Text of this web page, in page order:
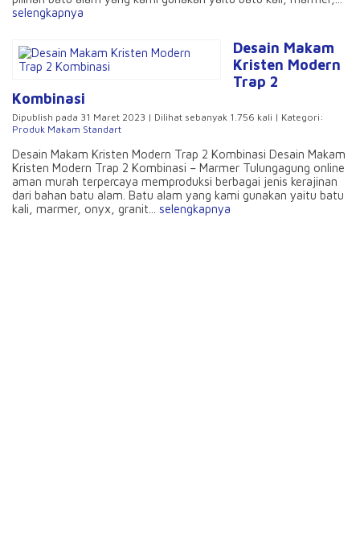
selengkapnya
Desain Makam
Kristen Modern
Trap 2
Kombinasi
Dipublish pada 31 Maret 2023 | Dilihat sebanyak 1.756 kali | Kategori:
Produk Makam Standart
Desain Makam Kristen Modern Trap 2 Kombinasi Desain Makam
Kristen Modern Trap 2 Kombinasi – Marmer Tulungagung online
aman murah terpercaya memproduksi berbagai jenis kerajinan
dari bahan batu alam. Batu alam yang kami gunakan yaitu batu
kali, marmer, onyx, granit... selengkapnya